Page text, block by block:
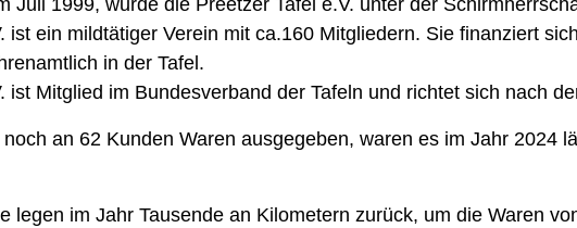
Juli 1999, wurde die Preetzer Tafel e.V. unter der
ist ein mildtätiger Verein mit ca.160 Mitgliedern. Sie finanziert
in der Tafel.
ist Mitglied im Bundesverband der Tafeln und richtet sich nach
an 62 Kunden Waren ausgegeben, waren es im Jahr 2024
legen im Jahr Tausende an Kilometern zurück, um die Waren